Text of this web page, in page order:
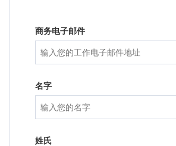
商务电子邮件
名字
姓氏